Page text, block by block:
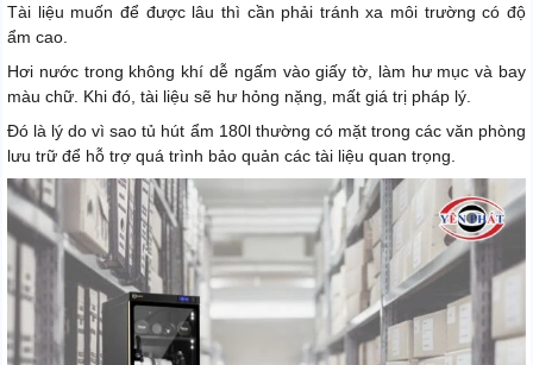
Tài liệu muốn để được lâu thì cần phải tránh xa môi trường có độ
ẩm cao.
Hơi nước trong không khí dễ ngấm vào giấy tờ, làm hư mục và bay
màu chữ. Khi đó, tài liệu sẽ hư hỏng nặng, mất giá trị pháp lý.
Đó là lý do vì sao tủ hút ẩm 180l thường có mặt trong các văn phòng
lưu trữ để hỗ trợ quá trình bảo quản các tài liệu quan trọng.